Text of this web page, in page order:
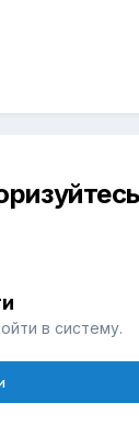
в систему.